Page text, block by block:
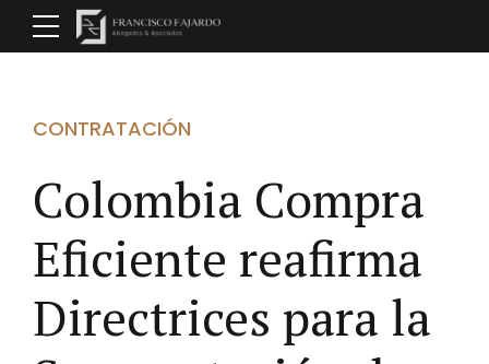
CONTRATACIÓN
Colombia Compra
Eficiente reafirma
Directrices para la